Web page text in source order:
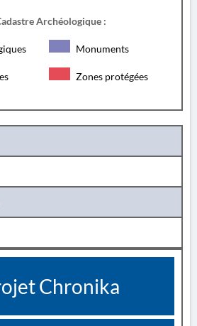
Archéologique :
Monuments
Zones protégées
Chronika